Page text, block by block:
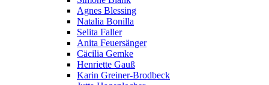
Agnes Blessing
Natalia Bonilla
Selita Faller
Anita Feuersänger
Cäcilia Gemke
Henriette Gauß
Karin Greiner-Brodbeck